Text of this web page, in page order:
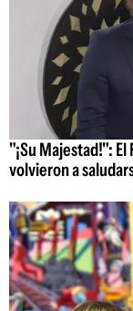
"¡Su Majestad!":
volvieron a